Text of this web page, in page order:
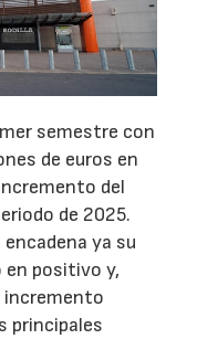
semestre con
de euros en
del
de 2025.
ya su
positivo y,
incremento
principales